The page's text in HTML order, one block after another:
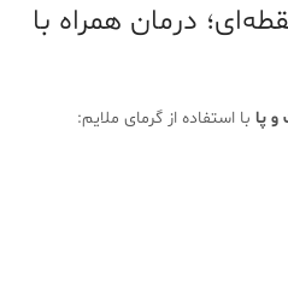
درمان همراه با
پا با استفاده از گرمای ملایم: